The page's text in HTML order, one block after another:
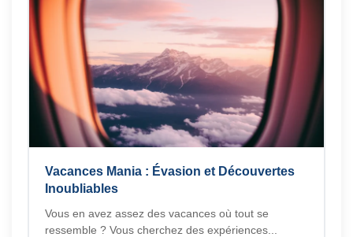
Vacances Mania : Évasion et Découvertes
Inoubliables
Vous en avez assez des vacances où tout se
ressemble ? Vous cherchez des expériences...